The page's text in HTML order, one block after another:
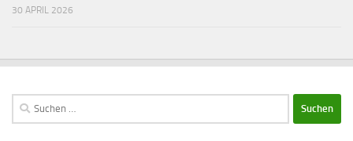
30 APRIL 2026
Suchen
nach: